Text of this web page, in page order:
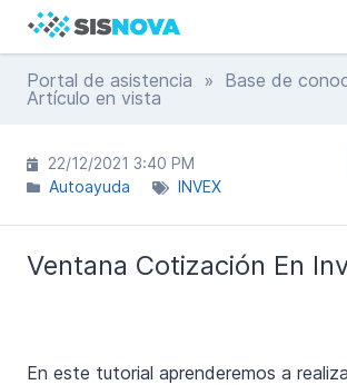
Portal de asistencia » Base de
Artículo en vista
22/12/2021 3:40 PM
Autoayuda
INVEX
Ventana Cotización En
En este tutorial aprenderemos a